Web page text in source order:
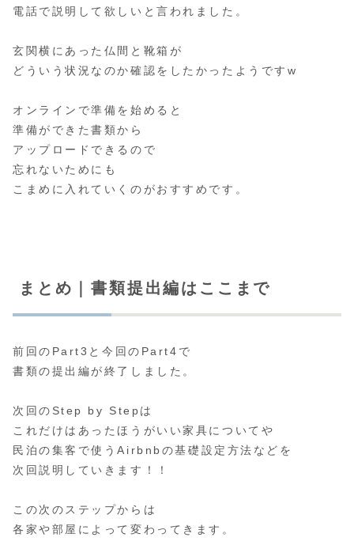
電話で説明して欲しいと言われました。
玄関横にあった仏間と靴箱が
どういう状況なのか確認をしたかったようですw
オンラインで準備を始めると
準備ができた書類から
アップロードできるので
忘れないためにも
こまめに入れていくのがおすすめです。
まとめ｜書類提出編はここまで
前回のPart3と今回のPart4で
書類の提出編が終了しました。
次回のStep by Stepは
これだけはあったほうがいい家具についてや
民泊の集客で使うAirbnbの基礎設定方法などを
次回説明していきます！！
この次のステップからは
各家や部屋によって変わってきます。